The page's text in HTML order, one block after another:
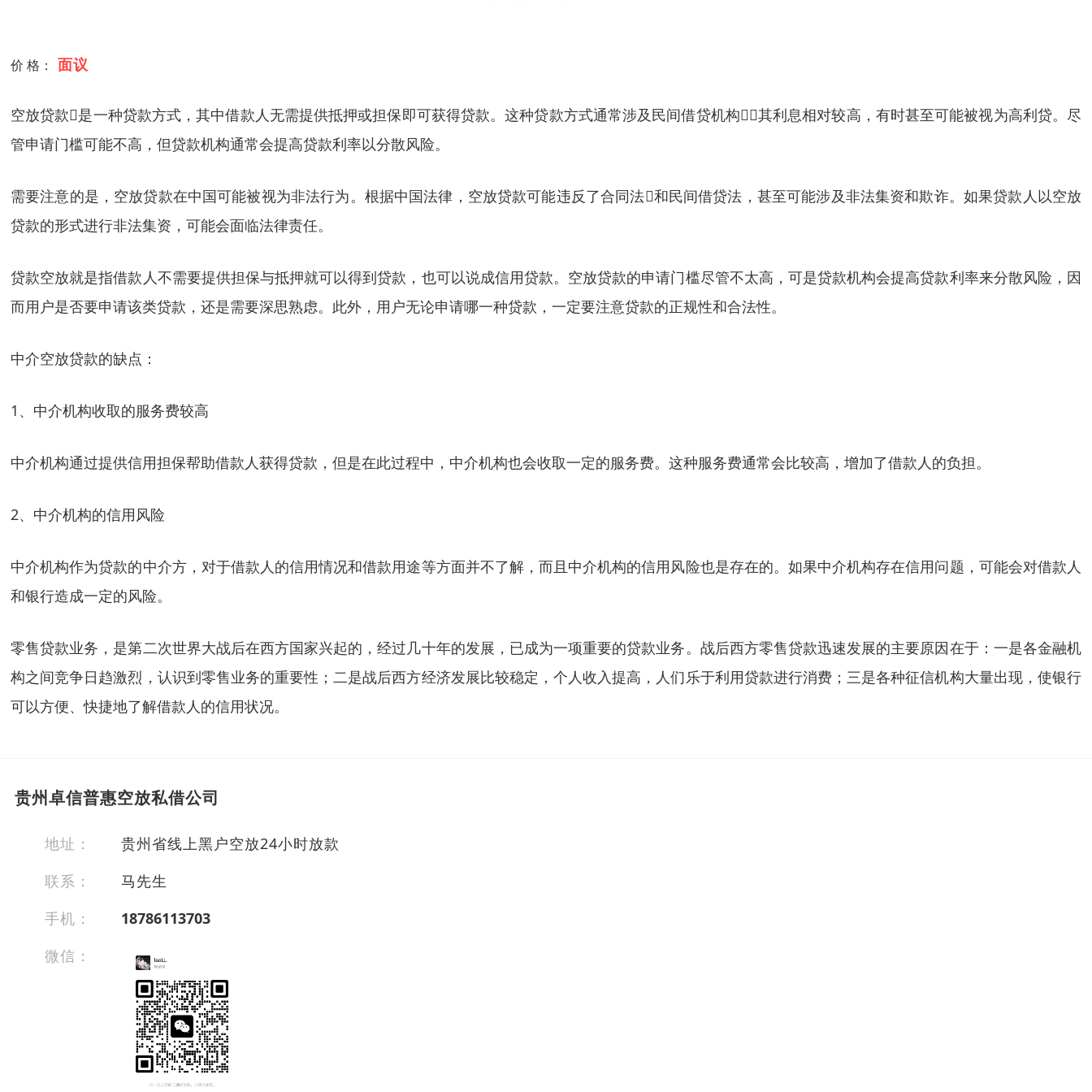
价 格： 面议
空放贷款是一种贷款方式，其中借款人无需提供抵押或担保即可获得贷款。这种贷款方式通常涉及民间借贷机构，其利息相对较高，有时甚至可能被视为高利贷。尽
管申请门槛可能不高，但贷款机构通常会提高贷款利率以分散风险。
需要注意的是，空放贷款在中国可能被视为非法行为。根据中国法律，空放贷款可能违反了合同法和民间借贷法，甚至可能涉及非法集资和欺诈。如果贷款人以空放
贷款的形式进行非法集资，可能会面临法律责任。
贷款空放就是指借款人不需要提供担保与抵押就可以得到贷款，也可以说成信用贷款。空放贷款的申请门槛尽管不太高，可是贷款机构会提高贷款利率来分散风险，因
而用户是否要申请该类贷款，还是需要深思熟虑。此外，用户无论申请哪一种贷款，一定要注意贷款的正规性和合法性。
中介空放贷款的缺点：
1、中介机构收取的服务费较高
中介机构通过提供信用担保帮助借款人获得贷款，但是在此过程中，中介机构也会收取一定的服务费。这种服务费通常会比较高，增加了借款人的负担。
2、中介机构的信用风险
中介机构作为贷款的中介方，对于借款人的信用情况和借款用途等方面并不了解，而且中介机构的信用风险也是存在的。如果中介机构存在信用问题，可能会对借款人
和银行造成一定的风险。
零售贷款业务，是第二次世界大战后在西方国家兴起的，经过几十年的发展，已成为一项重要的贷款业务。战后西方零售贷款迅速发展的主要原因在于：一是各金融机
构之间竞争日趋激烈，认识到零售业务的重要性；二是战后西方经济发展比较稳定，个人收入提高，人们乐于利用贷款进行消费；三是各种征信机构大量出现，使银行
可以方便、快捷地了解借款人的信用状况。
贵州卓信普惠空放私借公司
地址：
贵州省线上黑户空放24小时放款
联系：
马先生
手机：
18786113703
微信：